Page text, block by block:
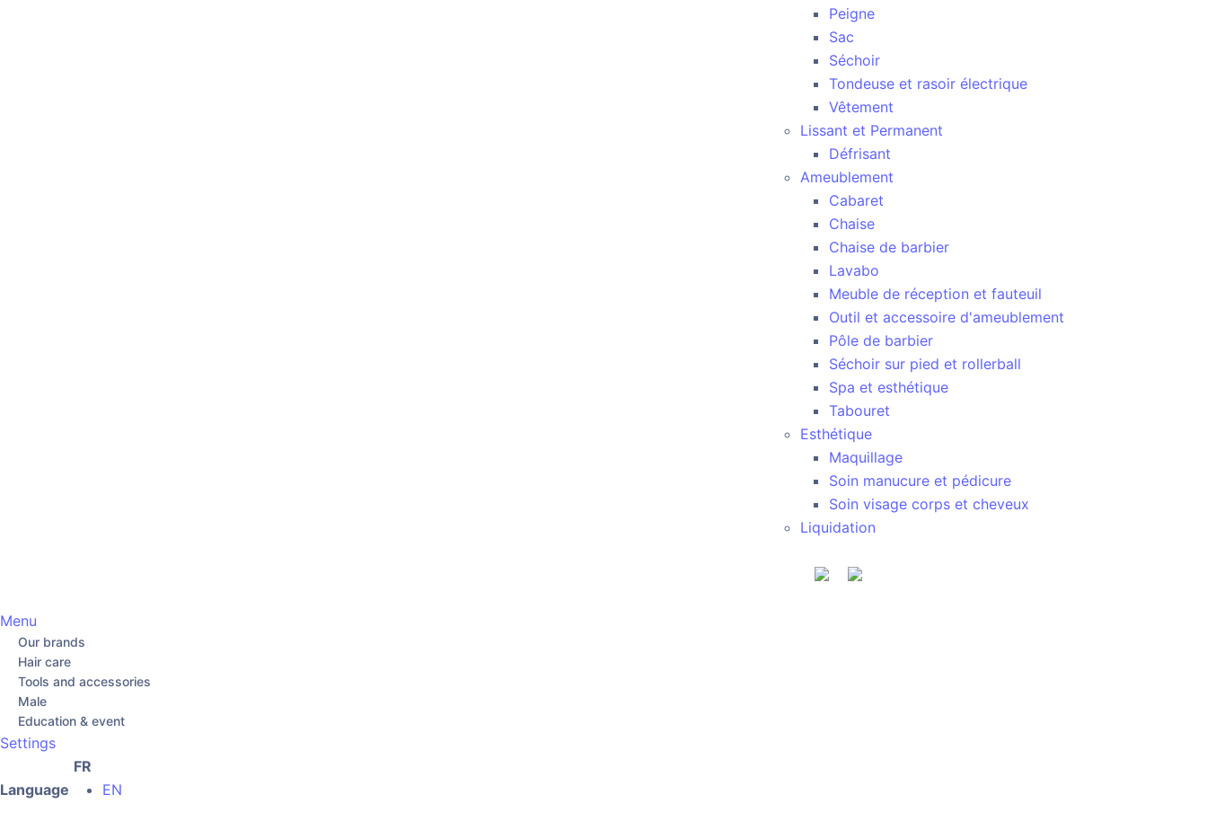
Peigne
Sac
Séchoir
Tondeuse et rasoir électrique
Vêtement
Lissant et Permanent
Défrisant
Ameublement
Cabaret
Chaise
Chaise de barbier
Lavabo
Meuble de réception et fauteuil
Outil et accessoire d'ameublement
Pôle de barbier
Séchoir sur pied et rollerball
Spa et esthétique
Tabouret
Esthétique
Maquillage
Soin manucure et pédicure
Soin visage corps et cheveux
Liquidation
Menu
Our brands
Hair care
Tools and accessories
Male
Education & event
Settings
Language
FR
EN